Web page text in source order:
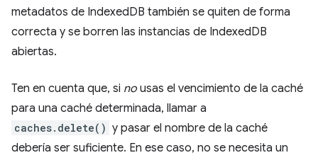
metadatos de IndexedDB también se quiten de forma
correcta y se borren las instancias de IndexedDB
abiertas.
Ten en cuenta que, si no usas el vencimiento de la caché
para una caché determinada, llamar a
caches.delete() y pasar el nombre de la caché
debería ser suficiente. En ese caso, no se necesita un